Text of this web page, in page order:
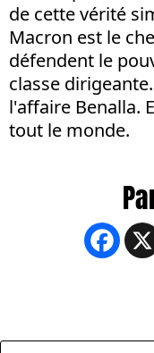
de cette vérité
Macron est le
défendent le
classe
l'affaire Benalla.
tout le monde.